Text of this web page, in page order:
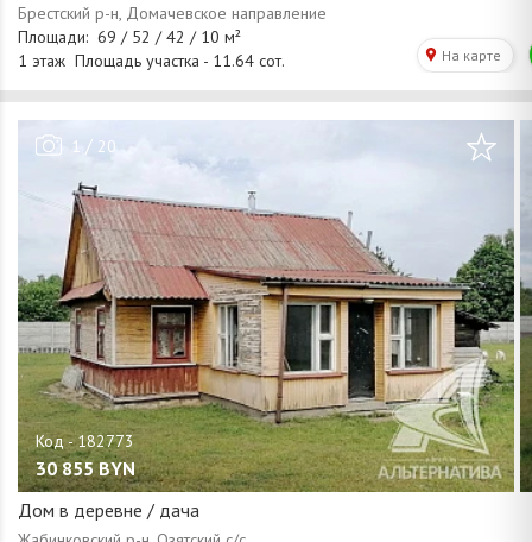
1 / 20
30 855 BYN
Дом в деревне / дача